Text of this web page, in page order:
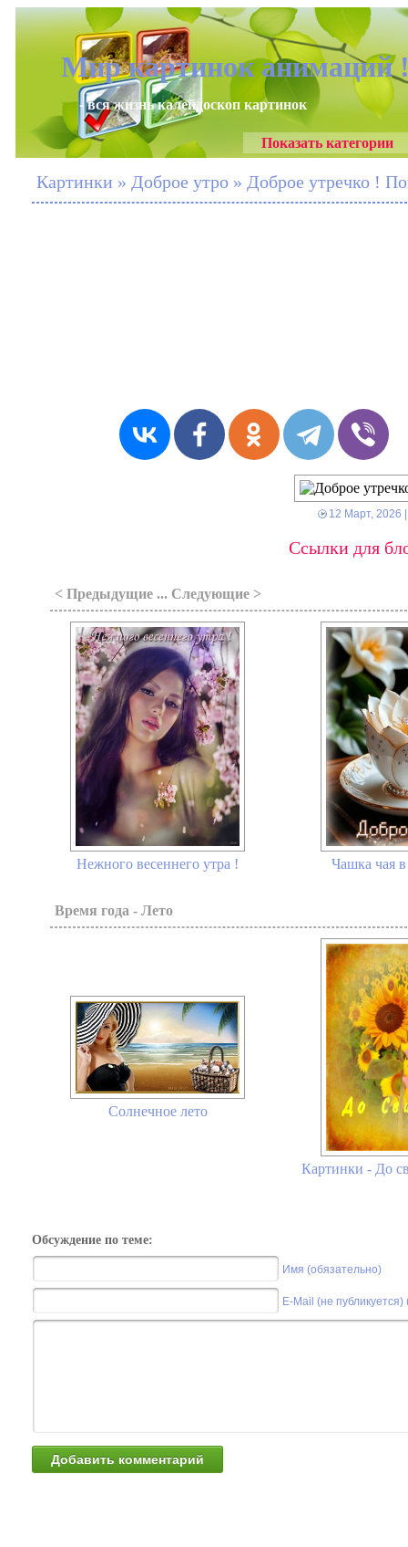
Мир картинок анимаций
- вся жизнь калейдоскоп картинок
Показать категории
Картинки » Доброе утро » Доброе утречко !
12 Март, 2026
Ссылки для
< Предыдущие ... Следующие >
Нежного весеннего утра ! Чашка чая
Время года - Лето
Солнечное лето
Картинки - До
Обсуждение по теме:
Имя (обязательно)
E-Mail (не